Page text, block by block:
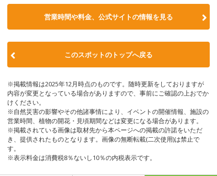
営業時間や料金、公式サイトの情報を見る
このスポットのトップへ戻る
※掲載情報は2025年12月時点のものです。随時更新をしておりますが
内容が変更となっている場合がありますので、事前にご確認の上おでか
けください。
※自然災害の影響やその他諸事情により、イベントの開催情報、施設の
営業時間、植物の開花・見頃期間などは変更になる場合があります。
※掲載されている画像は取材先から本ページへの掲載の許諾をいただ
き、提供されたものとなります。画像の無断転載(二次使用)は禁止で
す。
※表示料金は消費税8％ないし10％の内税表示です。